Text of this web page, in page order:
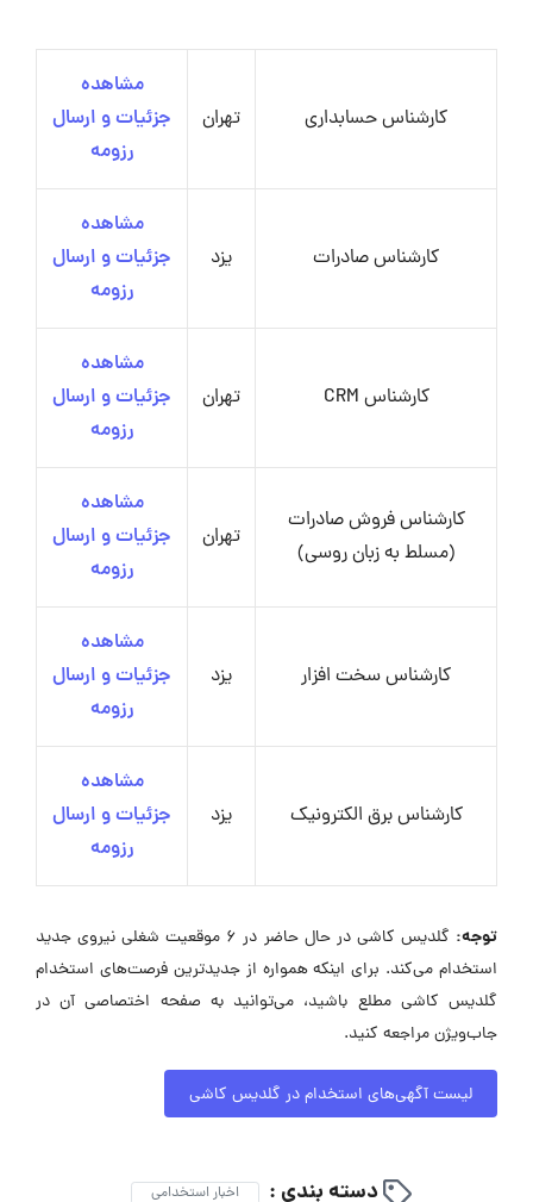
کارشناس حسابداری تهران
مشاهده
جزئیات و ارسال
رزومه
کارشناس صادرات یزد
مشاهده
جزئیات و ارسال
رزومه
کارشناس CRM تهران
مشاهده
جزئیات و ارسال
رزومه
کارشناس فروش صادرات
(مسلط به زبان روسی)
تهران
مشاهده
جزئیات و ارسال
رزومه
کارشناس سخت افزار یزد
مشاهده
جزئیات و ارسال
رزومه
کارشناس برق الکترونیک یزد
مشاهده
جزئیات و ارسال
رزومه
توجه:
گلدیس کاشی در حال حاضر در ۶ موقعیت شغلی نیروی جدید
استخدام می‌کند. برای اینکه همواره از جدیدترین فرصت‌های استخدام
گلدیس کاشی مطلع باشید، می‌توانید به صفحه اختصاصی آن در
جاب‌ویژن مراجعه کنید.
لیست آگهی‌های استخدام در گلدیس کاشی
دسته بندی : اخبار استخدامی